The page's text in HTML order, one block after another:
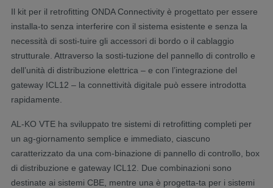
Il kit per il retrofitting ONDA Connectivity è progettato per essere
installa-to senza interferire con il sistema esistente e senza la
necessità di sosti-tuire gli accessori di bordo o il cablaggio
strutturale. Attraverso la sosti-tuzione del pannello di controllo e
dell’unità di distribuzione elettrica – e con l’integrazione del
gateway ICL12 – la connettività digitale può essere introdotta
rapidamente.
AL-KO VTE ha sviluppato tre sistemi di retrofitting completi per
un ag-giornamento semplice e immediato, ciascuno
caratterizzato da una com-binazione di pannello di controllo, box
di distribuzione e gateway ICL12. Due combinazioni sono
destinate ai sistemi CBE, mentre una è progetta-ta per i sistemi